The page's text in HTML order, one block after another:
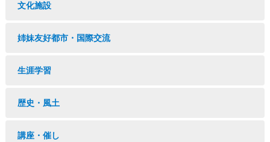
文化施設
姉妹友好都市・国際交流
生涯学習
歴史・風土
講座・催し